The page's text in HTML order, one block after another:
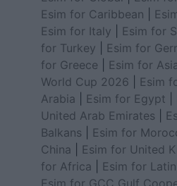
Esim for Caribbean
Esim for Italy
Esim for
for Turkey
Esim for
for Greece
Esim for
World Cup 2026
Esim
Arabia
Esim for Egypt
United Arab Emirates
Balkans
Esim for
China
Esim for United
for Africa
Esim for
Esim for GCC Gulf